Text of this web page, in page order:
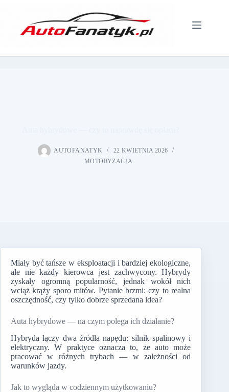
AUTOFANATYK
22 KWIETNIA 2026
MOTORYZACJA
Miały być tańsze w eksploatacji i bardziej ekologiczne,
ale nie każdy kierowca jest zachwycony. Hybrydy
zyskały ogromną popularność, jednak wokół nich
wciąż krąży sporo mitów. Pytanie brzmi: czy to realna
oszczędność, czy tylko dobrze sprzedana idea?
Auta hybrydowe — na czym polega ich działanie?
Hybryda łączy dwa źródła napędu: silnik spalinowy i
elektryczny. W praktyce oznacza to, że auto może
pracować w różnych trybach — w zależności od
warunków jazdy.
Jak to wygląda w codziennym użytkowaniu?